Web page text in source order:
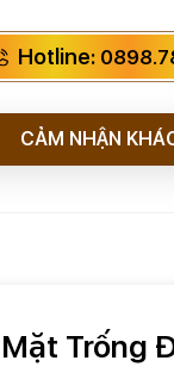
Hotline:
CẢM NHẬN
Mặt Trống